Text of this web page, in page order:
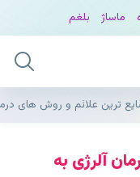
ماساژ بلغم
ترین علائم و روش های
آلرژی به